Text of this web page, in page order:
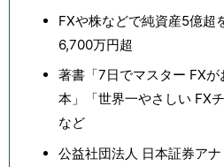
FXや株などで純資産5億超
6,700万円超
著書「7日でマスター FX
本」「世界一やさしい FX
など
公益社団法人 日本証券ア